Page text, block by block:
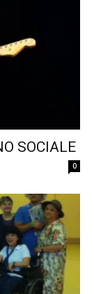
SOCIALE
0